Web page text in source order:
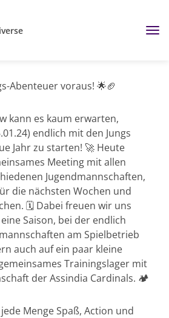
Abenteuer voraus! 🌟🏈
kann es kaum erwarten,
endlich mit den Jungs
Jahr zu starten! 🚀 Heute
Meeting mit allen
Jugendmannschaften,
die nächsten Wochen und
🗓️ Dabei freuen wir uns
Saison, bei der endlich
am Spielbetrieb
auch auf ein paar kleine
Trainingslager mit
der Assindia Cardinals. 🏕️
Menge Spaß, Action und